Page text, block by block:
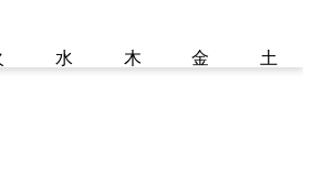
水 木 金 土